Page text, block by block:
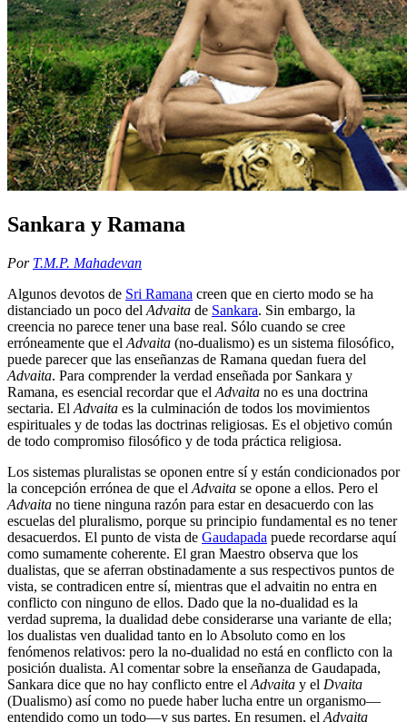
Sankara y Ramana
Por T.M.P. Mahadevan
Algunos devotos de Sri Ramana creen que en cierto modo se ha
distanciado un poco del Advaita de Sankara. Sin embargo, la
creencia no parece tener una base real. Sólo cuando se cree
erróneamente que el Advaita (no-dualismo) es un sistema filosófico,
puede parecer que las enseñanzas de Ramana quedan fuera del
Advaita. Para comprender la verdad enseñada por Sankara y
Ramana, es esencial recordar que el Advaita no es una doctrina
sectaria. El Advaita es la culminación de todos los movimientos
espirituales y de todas las doctrinas religiosas. Es el objetivo común
de todo compromiso filosófico y de toda práctica religiosa.
Los sistemas pluralistas se oponen entre sí y están condicionados por
la concepción errónea de que el Advaita se opone a ellos. Pero el
Advaita no tiene ninguna razón para estar en desacuerdo con las
escuelas del pluralismo, porque su principio fundamental es no tener
desacuerdos. El punto de vista de Gaudapada puede recordarse aquí
como sumamente coherente. El gran Maestro observa que los
dualistas, que se aferran obstinadamente a sus respectivos puntos de
vista, se contradicen entre sí, mientras que el advaitin no entra en
conflicto con ninguno de ellos. Dado que la no-dualidad es la
verdad suprema, la dualidad debe considerarse una variante de ella;
los dualistas ven dualidad tanto en lo Absoluto como en los
fenómenos relativos: pero la no-dualidad no está en conflicto con la
posición dualista. Al comentar sobre la enseñanza de Gaudapada,
Sankara dice que no hay conflicto entre el Advaita y el Dvaita
(Dualismo) así como no puede haber lucha entre un organismo—
entendido como un todo—y sus partes. En resumen, el Advaita